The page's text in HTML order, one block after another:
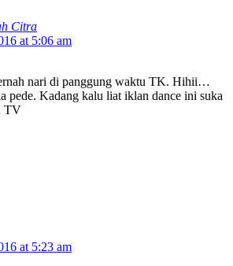
Citra
at 5:06 am
nari di panggung waktu TK. Hihii…
pede. Kadang kalu liat iklan dance ini suka
TV
at 5:23 am